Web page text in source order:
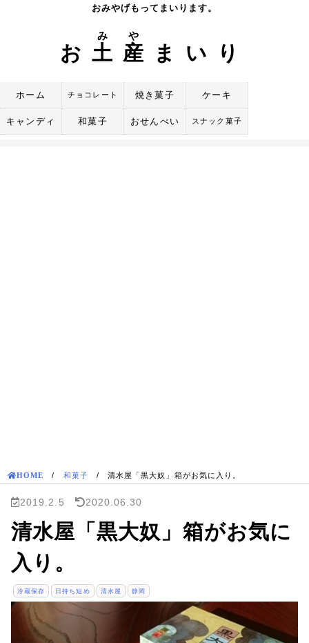
おみやげもってまいります。
お 土
み
産
や
まいり
ホーム チョコレート 焼き菓子 ケーキ
キャンディ 和菓子 おせんべい スナック菓子
HOME / 和菓子 / 清水屋「黒大奴」箱がお気に入り。
2019.2.5 2020.06.30
清水屋「黒大奴」箱がお気に
入り。
冷蔵保存 日持ち短め 清水屋 静岡